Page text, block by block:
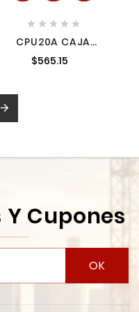
    
CPU20A CAJA
PORTAHERRAMIENTAS
PLÁSTICA CON
$565.15

Cupones
OK